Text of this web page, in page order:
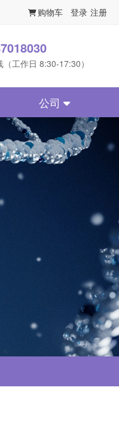
购物车 登录 注册
（工作日 8:30-17:30）
公司